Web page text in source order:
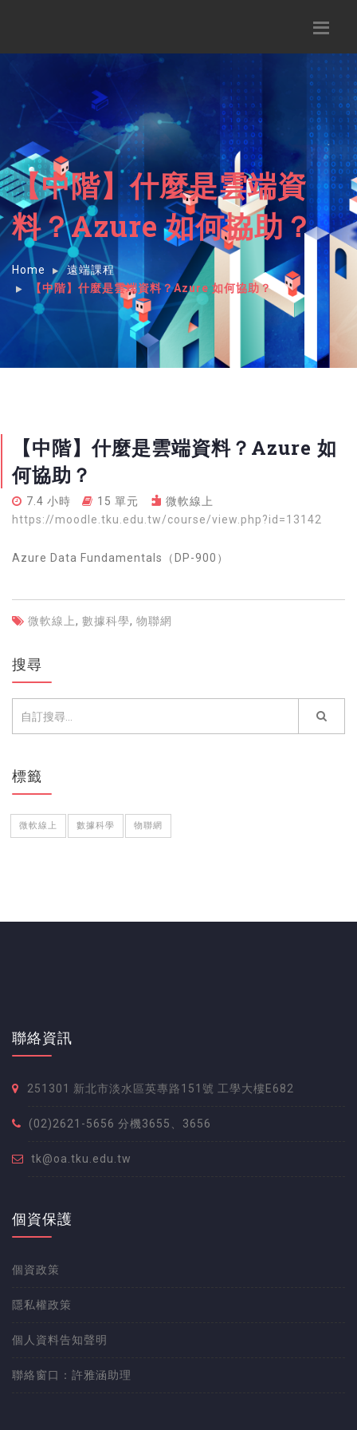
【中階】什麼是雲端資
料？Azure 如何協助？
Home
遠端課程
【中階】什麼是雲端資料？Azure 如何協助？
【中階】什麼是雲端資料？Azure 如
何協助？
7.4 小時 15 單元
微軟線上
https://moodle.tku.edu.tw/course/view.php?id=13142
Azure Data Fundamentals（DP-900）
微軟線上, 數據科學, 物聯網
搜尋
標籤
微軟線上 數據科學 物聯網
聯絡資訊
251301 新北市淡水區英專路151號 工學大樓E682
(02)2621-5656 分機3655、3656
tk@oa.tku.edu.tw
個資保護
個資政策
隱私權政策
個人資料告知聲明
聯絡窗口：許雅涵助理